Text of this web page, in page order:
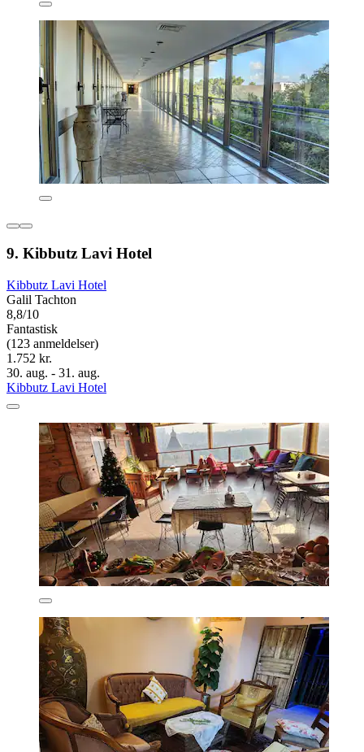
9. Kibbutz Lavi Hotel
Kibbutz Lavi Hotel
Galil Tachton
8,8/10
Fantastisk
(123 anmeldelser)
1.752 kr.
30. aug. - 31. aug.
Kibbutz Lavi Hotel